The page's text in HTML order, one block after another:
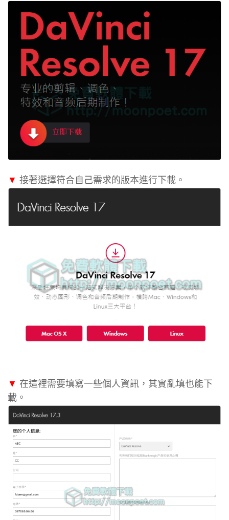
▼ 接著選擇符合自己需求的版本進行下載。
▼ 在這裡需要填寫一些個人資訊，其實亂填也能下
載。